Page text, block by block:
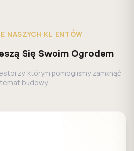
NASZYCH KLIENTÓW
Się Swoim Ogrodem
którym pomogliśmy zamknąć
temat budowy.